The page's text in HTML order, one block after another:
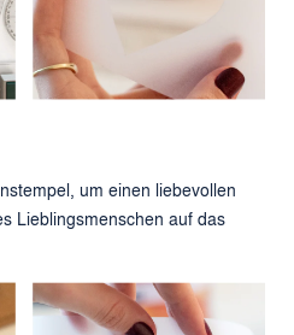
um einen liebevollen
Lieblingsmenschen auf das